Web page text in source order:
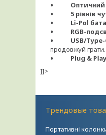
Оптичний
5 рівнів
Li-Pol
RGB-
USB/
продовжуй грати.
Plug &
]]>
Трендовые
Портативні